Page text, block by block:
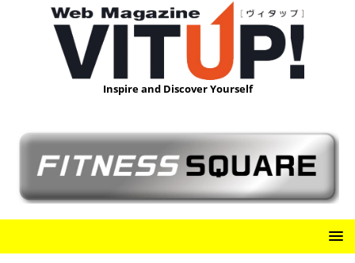
Inspire and Discover Yourself